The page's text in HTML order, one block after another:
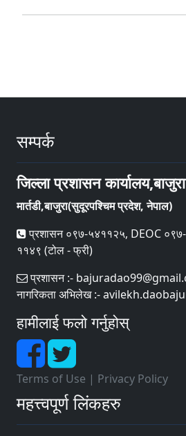
सम्पर्क
जिल्ला प्रशासन कार्यालय,बाजुरा
मार्तडी,बाजुरा(सुदूरपश्चिम प्रदेश, नेपाल)
प्रशासन ०९७-५४११२५, DEOC
११४९ (टोल - फ्री)
प्रशासन :-
नागरिकता अभिलेख :-
हामीलाई फलो गर्नुहोस्
Terms of Use | Privacy Policy
महत्त्वपूर्ण लिंकहरु